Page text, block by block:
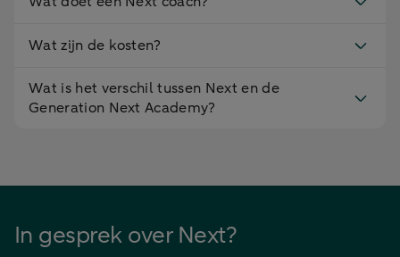
Wat zijn de kosten?
Wat is het verschil tussen Next en de
Generation Next Academy?
In gesprek over Next?